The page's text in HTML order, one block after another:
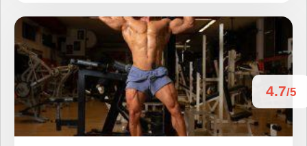
4.7/5